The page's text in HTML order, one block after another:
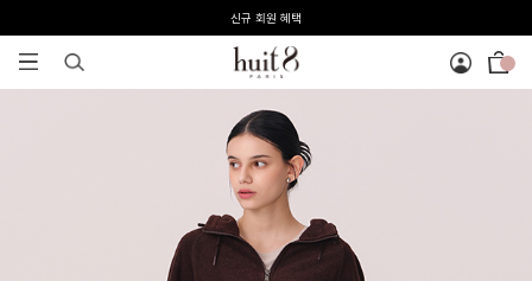
전 회원 무료배송 / 1회 사이즈 교환 무료